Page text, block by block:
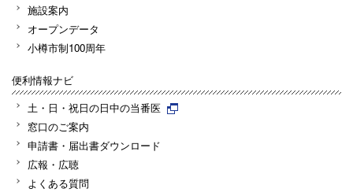
施設案内
オープンデータ
小樽市制100周年
便利情報ナビ
土・日・祝日の日中の当番医
窓口のご案内
申請書・届出書ダウンロード
広報・広聴
よくある質問